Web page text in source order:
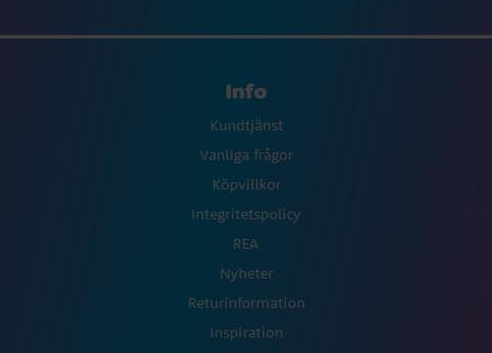
Info
Kundtjänst
Vanliga frågor
Köpvillkor
Integritetspolicy
REA
Nyheter
Returinformation
Inspiration